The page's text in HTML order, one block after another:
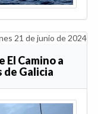
21 de junio de 2024
El Camino a
de Galicia